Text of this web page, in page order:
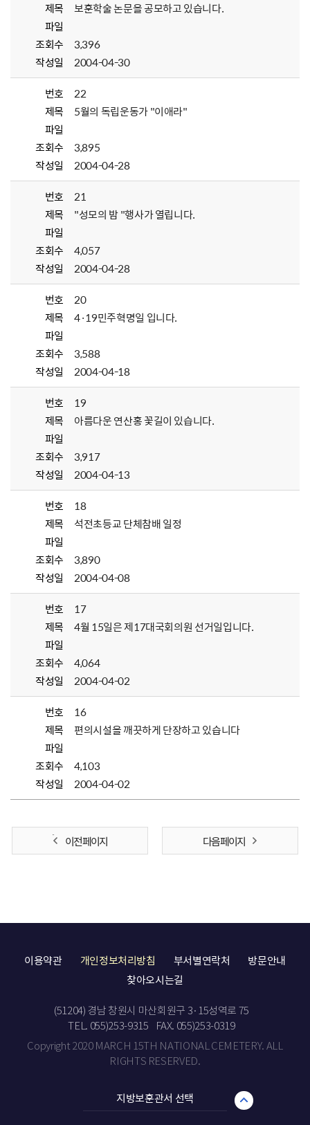
제목
보훈학술 논문을 공모하고 있습니다.
파일
조회수
3,396
작성일
2004-04-30
번호
22
제목
5월의 독립운동가 "이애라"
파일
조회수
3,895
작성일
2004-04-28
번호
21
제목
"성모의 밤 "행사가 열립니다.
파일
조회수
4,057
작성일
2004-04-28
번호
20
제목
4·19민주혁명일 입니다.
파일
조회수
3,588
작성일
2004-04-18
번호
19
제목
아름다운 연산홍 꽃길이 있습니다.
파일
조회수
3,917
작성일
2004-04-13
번호
18
제목
석전초등교 단체참배 일정
파일
조회수
3,890
작성일
2004-04-08
번호
17
제목
4월 15일은 제17대국회의원 선거일입니다.
파일
조회수
4,064
작성일
2004-04-02
번호
16
제목
편의시설을 깨끗하게 단장하고 있습니다
파일
조회수
4,103
작성일
2004-04-02
이전 페이지 다음 페이지
이용약관 개인정보처리방침 부서별연락처
방문안내
찾아오시는길
(51204) 경남 창원시 마산회원구 3·15성역로 75
TEL. 055)253-9315
FAX. 055)253-0319
Copyright 2020 MARCH 15TH NATIONAL CEMETERY. ALL
RIGHTS RESERVED.
지방보훈관서 선택